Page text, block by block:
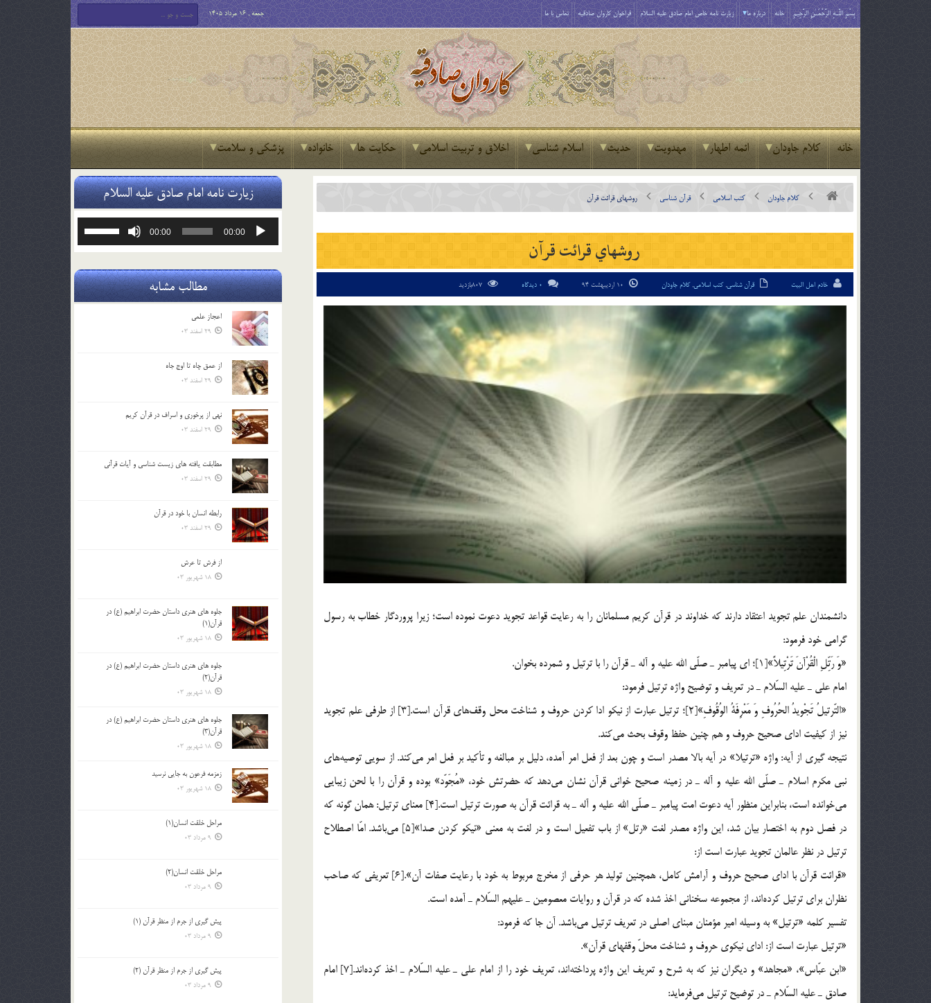
بِسْمِ اللَّـهِ الرَّحْمَـٰنِ الرَّحِيمِ خانه درباره ما زیارت نامه خاص امام صادق علیه السلام فراخوان کاروان صادقیه تماس با ما جمعه , 16 مرداد 1405
خانه کلام جاودان ائمه اطهار مهدویت حدیث اسلام شناسی اخلاق و تربیت اسلامی حکایت ها خانواده پزشکی و سلامت
کلام جاودان کتب اسلامی قرآن شناسی روشهاي قرائت قرآن
روشهاي قرائت قرآن
خادم اهل البیت قرآن شناسی,کتب اسلامی,کلام جاودان 0 دیدگاه
دانشمندان علم تجويد اعتقاد دارند كه خداوند در قرآن كريم مسلمانان را به رعايت قواعد تجويد دعوت نموده است؛ زيرا پروردگار خطاب به رسول
گرامي خود فرمود:
«وَ رَتِّلِ الْقُرْآنَ تَرْتِيلاً»[1]؛ اي پيامبر ـ صلّي الله عليه و آله ـ قرآن را با ترتيل و شمرده بخوان.
امام علي ـ عليه السّلام ـ در تعريف و توضيح واژه ترتيل فرمود:
«التّرتيلُ تَجْويدُ الحُرُوفِ وَ مَعْرِفَةُ الوُقُوفِ»[2]؛ ترتيل عبارت از نيكو ادا كردن حروف و شناخت محل وقف‌هاي قرآن است.[3] از طرفي علم تجويد
نيز از كيفيت اداي صحيح حروف و هم چنين حفظ وقوف بحث مي‌كند.
نتيجه گيري از آيه: واژه «ترتيلا» در آيه بالا مصدر است و چون بعد از فعل امر آمده، دليل بر مبالغه و تأكيد بر فعل امر مي‌كند. از سويي توصيه‌هاي
نبي مكرم اسلام ـ صلّي الله عليه و آله ـ در زمينه صحيح خواني قرآن نشان مي‌دهد كه حضرتش خود، «مُجَوّد» بوده و قرآن را با لحن زيبايي
مي‌خوانده است، بنابراين منظور آيه دعوت امت پيامبر ـ صلّي الله عليه و آله ـ به قرائت قرآن به صورت ترتيل است.[4] معناي ترتيل: همان گونه كه
در فصل دوم به اختصار بيان شد، اين واژه مصدر لغت «رتل» از باب تفعيل است و در لغت به معني «نيكو كردن صدا»[5] مي‌باشد. امّا اصطلاح
ترتيل در نظر عالمان تجويد عبارت است از:
«قرائت قرآن با اداي صحيح حروف و آرامش كامل، همچنين توليد هر حرفي از مخرج مربوط به خود با رعايت صفات آن».[6] تعريفي كه صاحب
نظران براي ترتيل كرده‌اند، از مجموعه سخناني اخذ شده كه در قرآن و روايات معصومين ـ عليهم السّلام ـ آمده است.
تفسير كلمه «ترتيل» به وسيله امير مؤمنان مبناي اصلي در تعريف ترتيل مي‌باشد. آن جا كه فرمود:
«ترتيل عبارت است از: اداي نيكوي حروف و شناخت محلّ وقفهاي قرآن».
«ابن عبّاس»، «مجاهد» و ديگران نيز كه به شرح و تعريف اين واژه پرداخته‌اند، تعريف خود را از امام علي ـ عليه السّلام ـ اخذ كرده‌اند.[7] امام
صادق ـ عليه السّلام ـ در توضيح ترتيل مي‌فرمايد:
زیارت نامه امام صادق علیه السلام
پخش‌کننده
00:00
00:00
یا
صدا
کلیدهای
مطالب مشابه
اعجاز علمی
29 اسفند 03
از عمق چاه تا اوج جاه
29 اسفند 03
نهي از پرخوري و اسراف در قرآن کريم
29 اسفند 03
مطابقت یافته های زیست شناسی و آیات قرآنی
29 اسفند 03
رابطه انسان با خود در قرآن
29 اسفند 03
از فرش تا عرش
18 شهریور 03
جلوه هاي هنري داستان حضرت ابراهيم (ع) در
قرآن(1)
18 شهریور 03
جلوه هاي هنري داستان حضرت ابراهيم (ع) در
قرآن(2)
18 شهریور 03
جلوه هاي هنري داستان حضرت ابراهيم (ع) در
قرآن(3)
18 شهریور 03
زمزمه فرعون به جايي نرسيد
18 شهریور 03
مراحل خلقت انسان(1)
9 مرداد 03
مراحل خلقت انسان(2)
9 مرداد 03
پيش گيري از جرم از منظر قرآن (1)
9 مرداد 03
پيش گيري از جرم از منظر قرآن (2)
9 مرداد 03